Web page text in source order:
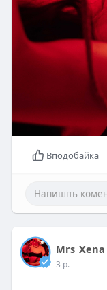
Вподобайка
Mrs_Xena
3 р.